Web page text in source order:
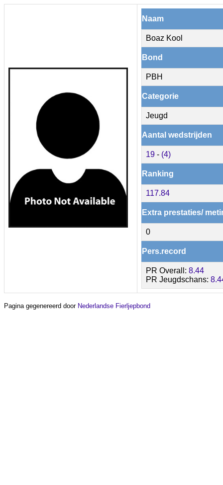
Naam
Boaz Kool
Bond
PBH
Categorie
Jeugd
Aantal wedstrijden
19 - (4)
Ranking
117.84
Extra prestaties/
0
Pers.record
PR Overall: 8.44
PR Jeugdschans:
Pagina gegenereerd door Nederlandse Fierljepbond